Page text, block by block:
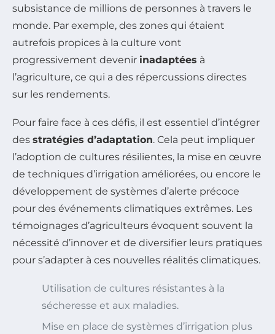
subsistance de millions de personnes à travers le
monde. Par exemple, des zones qui étaient
autrefois propices à la culture vont
progressivement devenir inadaptées à
l’agriculture, ce qui a des répercussions directes
sur les rendements.
Pour faire face à ces défis, il est essentiel d’intégrer
des stratégies d’adaptation. Cela peut impliquer
l’adoption de cultures résilientes, la mise en œuvre
de techniques d’irrigation améliorées, ou encore le
développement de systèmes d’alerte précoce
pour des événements climatiques extrêmes. Les
témoignages d’agriculteurs évoquent souvent la
nécessité d’innover et de diversifier leurs pratiques
pour s’adapter à ces nouvelles réalités climatiques.
Utilisation de cultures résistantes à la
sécheresse et aux maladies.
Mise en place de systèmes d’irrigation plus